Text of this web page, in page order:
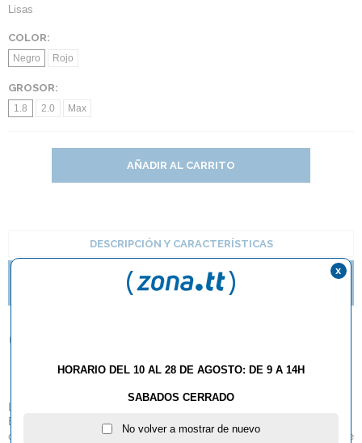
Lisas
COLOR:
Negro Rojo
GROSOR:
1.8 2.0 Max
AÑADIR AL CARRITO
DESCRIPCIÓN Y CARACTERÍSTICAS
TE GUSTAN LOS PICOS? NUEVAS IMPARTIAL DE
BUTTERFLY
Goma Tibhar EVOLUTION
FX-P
La FX-P es la versión más flexible y suave de la familia EVOLUTION.
Este goma confiere una gran cantidad de sensación y control en
cualquier situación de juego. Caucho de alto rendimiento demostrado y de
HORARIO DEL 10 AL 28 DE AGOSTO: DE 9 A 14H
SABADOS CERRADO
No volver a mostrar de nuevo
x